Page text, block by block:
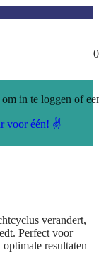
0
in te loggen of
voor één! ✌️
verandert,
Perfect voor
resultaten